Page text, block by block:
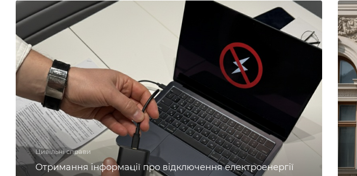
Цивільні справи
Отримання інформації про відключення електроенергії